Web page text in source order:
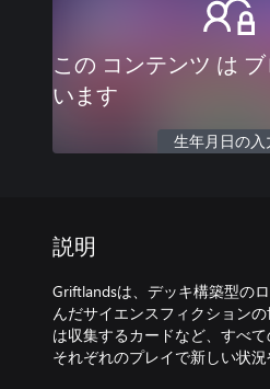
この コンテンツ は
います
生年月日の入
説明
Griftlandsは、デッキ構築型の
んだサイエンスフィクション
は収集するカードなど、すべ
それぞれのプレイで新しい状